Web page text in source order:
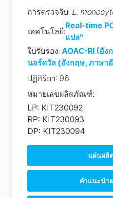
การตรวจจับ: L.
เทคโนโลยี:
Real-time
แปล"
ใบรับรอง: AOAC-RI (อัง
นอร์ดวัล (อังกฤษ, ภาษา
ปฏิกิริยา: 96
หมายเลขผลิตภัณฑ์:
LP: KIT230092
RP: KIT230093
DP: KIT230094
แผ่นผ
คําแนะนํ